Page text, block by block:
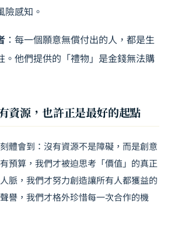
險感知。
：每一個願意無償付出的人，都是生
。他們提供的「禮物」是金錢無法購
資源，也許正是最好的起點
體會到：沒有資源不是障礙，而是創意
預算，我們才被迫思考「價值」的真正
脈，我們才努力創造讓所有人都獲益的
譽，我們才格外珍惜每一次合作的機